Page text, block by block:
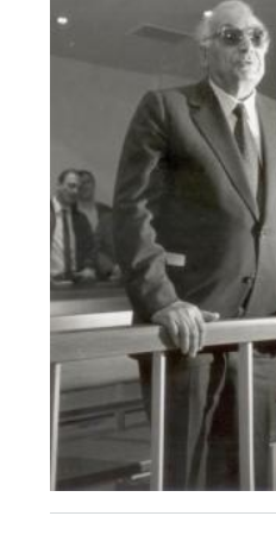
about Yaşar Kemal’in Akçasazın Ağaları